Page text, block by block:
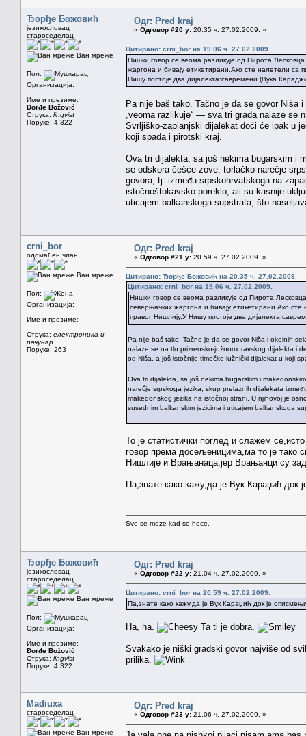
Ђорђе Божовић
језикословац
староседелац
Ван мреже
Пол:
Организација:
Име и презиме:
Đorđe Božović
Струка: lingvist
Поруке: 4.322
Одг: Pred kraj
« Одговор #20 у: 20.35 ч. 27.02.2009. »
Цитирано: crni_bor на 19.06 ч. 27.02.2009.
Нишки говор се веома разликује од
жаргона и бивају етикетирани.Ако сте налетели са
Нишу постоје два дијалекта:савремени (Вука
Pa nije baš tako. Tačno je da se govor Niša
„veoma razlikuje“ — sva tri grada nalaze se
Svrljiško-zaplanjski dijalekat doći će ipak u
koji spada i pirotski kraj.
Ova tri dijalekta, sa još nekima bugarskim i
se odskora češće zove, torlačko narečje
govora, tj. između srpskohrvatskoga na
istočnoštokavsko poreklo, ali su kasnije
uticajem balkanskoga supstrata, što
crni_bor
одомаћен члан
Ван мреже
Пол:
Организација:
Име и презиме:
Струка: електроника и
рачунар
Поруке: 263
Одг: Pred kraj
« Одговор #21 у: 20.59 ч. 27.02.2009. »
Цитирано: Ђорђе Божовић на 20.35 ч. 27.02.2009.
Цитирано: crni_bor на 19.06 ч. 27.02.2009.
Нишки говор се веома разликује од
северњачких жаргона и бивају етикетирани.Ако
правог Нишлију.У Нишу постоје два
Pa nije baš tako. Tačno je da se govor Niša i okolnih
nalaze se na tlu prizrensko-južnomoravskog dijalekta i
od Niša, a još istočnije timočko-lužnički dijalekat u koji
Ova tri dijalekta, sa još nekima bugarskim i
narečje srpskoga jezika, skup prelaznih dijalekata
makedonskog jezika na istočnoj strani. U njihovoj je
susednim balkanskim jezicima i uticajem balkanskoga
То је статистички поглед и слажем
говор према досељеницима,ма то је тако
Нишлије и Врањанаца,јер Врањанци су
Па,знате како кажу,да је Вук Караџић
Sve se moze kad se hoce.
Ђорђе Божовић
језикословац
староседелац
Ван мреже
Пол:
Организација:
Име и презиме:
Đorđe Božović
Струка: lingvist
Поруке: 4.322
Одг: Pred kraj
« Одговор #22 у: 21.04 ч. 27.02.2009. »
Цитирано: crni_bor на 20.59 ч. 27.02.2009.
Па,знате како кажу,да је Вук Караџић док је
Ha, ha. Ta ti je dobra.
Svakako je niški gradski govor najviše od
prilika.
Madiuxa
староседелац
Ван мреже
Одг: Pred kraj
« Одговор #23 у: 21.06 ч. 27.02.2009. »